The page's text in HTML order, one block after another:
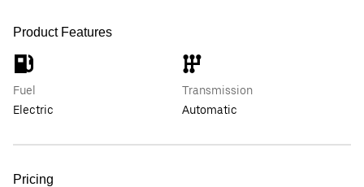
Product Features
Fuel
Electric
Transmission
Automatic
Pricing